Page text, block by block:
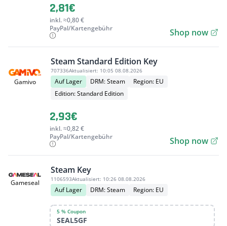
2,81€
inkl. ≈0,80 €
PayPal/Kartengebühr
Shop now
Gamivo
Steam Standard Edition Key
707336Aktualisiert: 10:05 08.08.2026
Auf Lager DRM: Steam
Region: EU
Edition: Standard Edition
2,93€
inkl. ≈0,82 €
PayPal/Kartengebühr
Shop now
Gameseal
Steam Key
1106593Aktualisiert: 10:26 08.08.2026
Auf Lager DRM: Steam Region: EU
5 % Coupon
SEAL5GF